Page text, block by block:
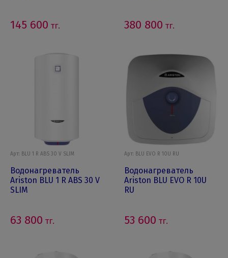
145 600 тг. 380 800 тг.
Арт: BLU 1 R ABS 30 V SLIM
Водонагреватель
Ariston BLU 1 R ABS 30 V
SLIM
63 800 тг.
Арт: BLU EVO R 10U RU
Водонагреватель
Ariston BLU EVO R 10U
RU
53 600 тг.